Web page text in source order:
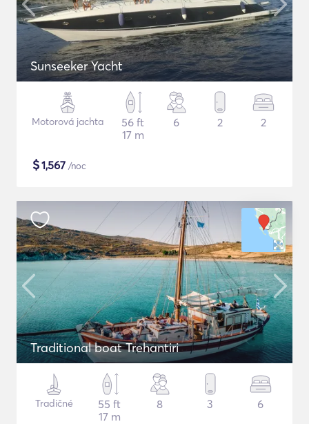
Sunseeker Yacht
Motorová jachta
56 ft
17 m
6 2 2
$1,567 /noc
Traditional boat Trehantiri
Tradičné
55 ft
17 m
8 3 6